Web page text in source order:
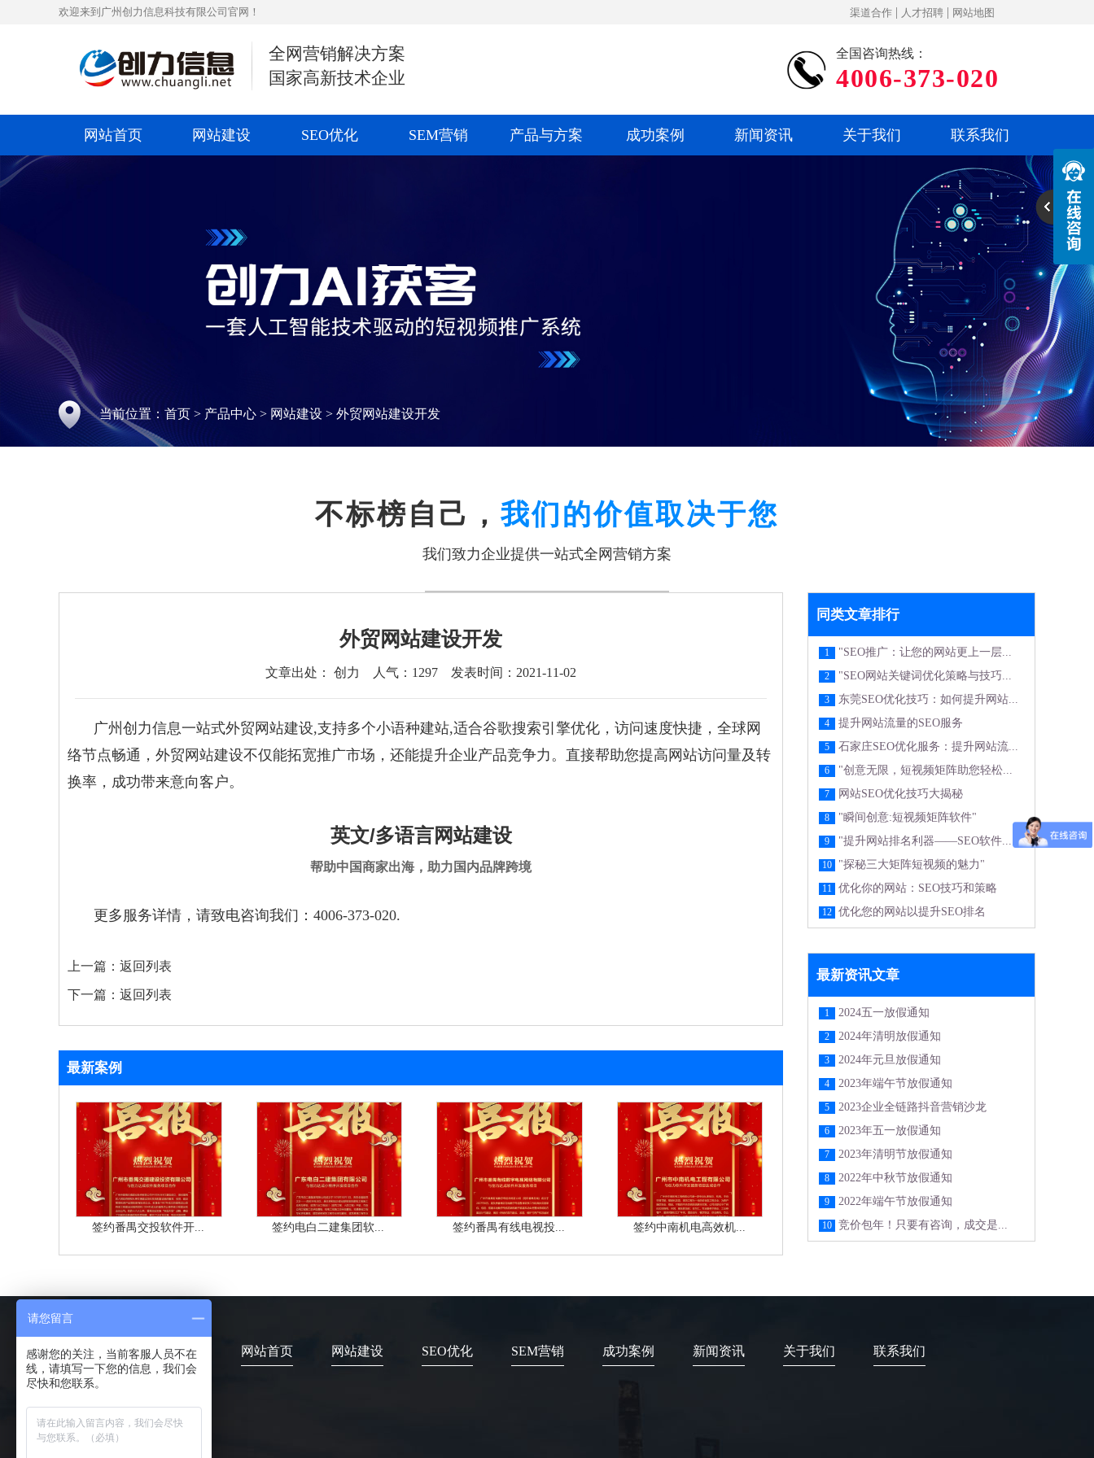
欢迎来到广州创力信息科技有限公司官网！ 渠道合作 | 人才招聘 | 网站地图
全网营销解决方案
国家高新技术企业
全国咨询热线：
4006-373-020
网站首页 网站建设 SEO优化 SEM营销 产品与方案 成功案例 新闻资讯 关于我们 联系我们
当前位置： 首页 > 产品中心 > 网站建设 > 外贸网站建设开发
不标榜自己， 我们的价值取决于您
我们致力企业提供一站式全网营销方案
外贸网站建设开发
文章出处： 创力 人气： 1297 发表时间：2021-11-02
广州创力信息一站式外贸网站建设,支持多个小语种建站,适合谷歌搜索引擎优化，访问速度快捷，全球网
络节点畅通，外贸网站建设不仅能拓宽推广市场，还能提升企业产品竞争力。直接帮助您提高网站访问量及转
换率，成功带来意向客户。
英文/多语言网站建设
帮助中国商家出海，助力国内品牌跨境
更多服务详情，请致电咨询我们：4006-373-020.
上一篇： 返回列表
下一篇： 返回列表
最新案例
签约番禺交投软件开... 签约电白二建集团软... 签约番禺有线电视投... 签约中南机电高效机...
同类文章排行
1 "SEO推广：让您的网站更上一层...
2 "SEO网站关键词优化策略与技巧...
3 东莞SEO优化技巧：如何提升网站...
4 提升网站流量的SEO服务
5 石家庄SEO优化服务：提升网站流...
6 "创意无限，短视频矩阵助您轻松...
7 网站SEO优化技巧大揭秘
8 "瞬间创意:短视频矩阵软件"
9 "提升网站排名利器——SEO软件...
10 "探秘三大矩阵短视频的魅力"
11 优化你的网站：SEO技巧和策略
12 优化您的网站以提升SEO排名
最新资讯文章
1 2024五一放假通知
2 2024年清明放假通知
3 2024年元旦放假通知
4 2023年端午节放假通知
5 2023企业全链路抖音营销沙龙
6 2023年五一放假通知
7 2023年清明节放假通知
8 2022年中秋节放假通知
9 2022年端午节放假通知
10 竞价包年！只要有咨询，成交是...
网站首页 网站建设 SEO优化 SEM营销 成功案例 新闻资讯 关于我们 联系我们
请您留言
感谢您的关注，当前客服人员不在
线，请填写一下您的信息，我们会
尽快和您联系。